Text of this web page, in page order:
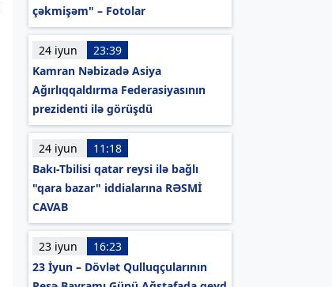
çəkmişəm" – Fotolar
24 iyun
23:39
Kamran Nəbizadə Asiya
Ağırlıqqaldırma Federasiyasının
prezidenti ilə görüşdü
24 iyun
11:18
Bakı-Tbilisi qatar reysi ilə bağlı
"qara bazar" iddialarına RƏSMİ
CAVAB
23 iyun
16:23
23 İyun – Dövlət Qulluqçularının